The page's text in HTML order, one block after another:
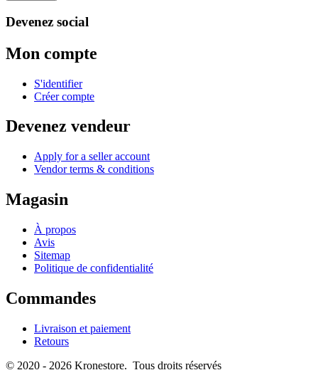
Devenez social
Mon compte
S'identifier
Créer compte
Devenez vendeur
Apply for a seller account
Vendor terms & conditions
Magasin
À propos
Avis
Sitemap
Politique de confidentialité
Commandes
Livraison et paiement
Retours
© 2020 - 2026 Kronestore. Tous droits réservés